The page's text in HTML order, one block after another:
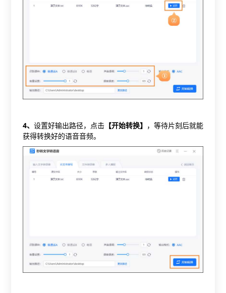
4、 设置好输出路径，点击【开始转换】 ，等待片刻后就能
获得转换好的语音音频。